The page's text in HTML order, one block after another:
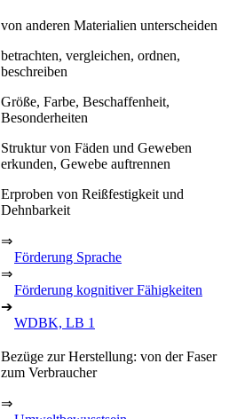
von anderen Materialien unterscheiden
betrachten, vergleichen, ordnen,
beschreiben
Größe, Farbe, Beschaffenheit,
Besonderheiten
Struktur von Fäden und Geweben
erkunden, Gewebe auftrennen
Erproben von Reißfestigkeit und
Dehnbarkeit
⇒
Förderung Sprache
⇒
Förderung kognitiver Fähigkeiten
➔
WDBK, LB 1
Bezüge zur Herstellung: von der Faser
zum Verbraucher
⇒